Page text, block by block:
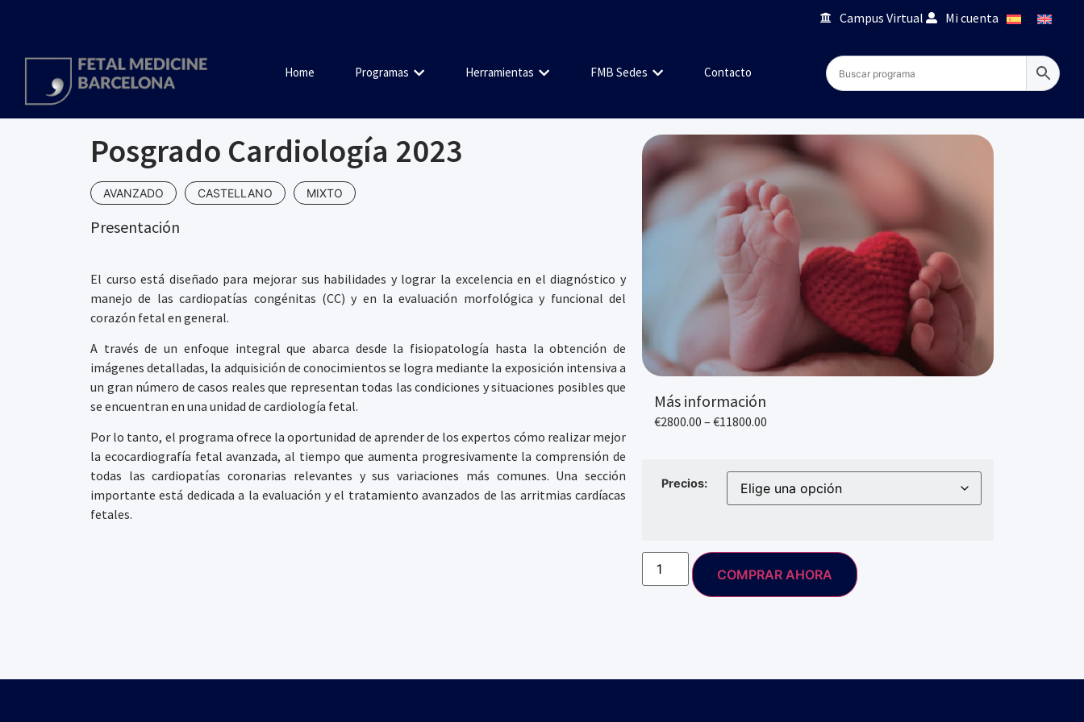
Campus Virtual Mi cuenta
Home Programas Herramientas FMB Sedes Contacto
Posgrado Cardiología 2023
AVANZADO CASTELLANO MIXTO
Presentación
El curso está diseñado para mejorar sus habilidades y lograr la excelencia en el diagnóstico y
manejo de las cardiopatías congénitas (CC) y en la evaluación morfológica y funcional del
corazón fetal en general.
A través de un enfoque integral que abarca desde la fisiopatología hasta la obtención de
imágenes detalladas, la adquisición de conocimientos se logra mediante la exposición intensiva a
un gran número de casos reales que representan todas las condiciones y situaciones posibles que
se encuentran en una unidad de cardiología fetal.
Por lo tanto, el programa ofrece la oportunidad de aprender de los expertos cómo realizar mejor
la ecocardiografía fetal avanzada, al tiempo que aumenta progresivamente la comprensión de
todas las cardiopatías coronarias relevantes y sus variaciones más comunes. Una sección
importante está dedicada a la evaluación y el tratamiento avanzados de las arritmias cardíacas
fetales.
Más información
€2800.00 – €11800.00
Precios:
COMPRAR AHORA